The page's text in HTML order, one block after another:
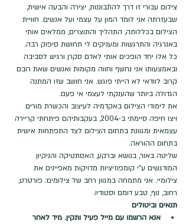
צילום עבורי זו דרך להתבוננות, יצירה והבעה אישית,
שבעזרתה אני לומד המון על עצמי ועל אנשים. חוויית
הצילום בכללותה, התהליך והתוצרים, ממלאים אותי
באנרגיה והתרגשות ומעניקים לי תחושת סיפוק רבה.
כל אלו יחד הופכים אותי לאדם סקרן ורגיש לסביבה
ובאמצעותו אני נחשף וחווה מקומות ואנשים שאת רובם
קרוב לוודאי לא הייתי פוגש. אני חושב שזו המתנה
הגדולה ביותר שהענקתי לעצמי אי פעם.
את לימודי הצילום באקדמיה לעיצוב והכשרת מורים
ויצו חיפה סיימתי ב-2004, בעקבותיהם פיתחתי קריירה
עצמאית ומגוונת בתחום הצילום לצד התפתחות אישית
בתחום ההוראה.
שליטה באור, בנושא וברקע, האסתטיקה והניקיון
המודגשים ע"י קומפוזיציות מדויקות מאפיינים את
צילומיי. אני מתמחה במגוון רחב של צילומים: פורטרט,
רחוב, נוף, טבע דומם וסטודיו.
תנאים וביטולים
אנא הרשמו עם מייל פעיל ותקין. מיד לאחר